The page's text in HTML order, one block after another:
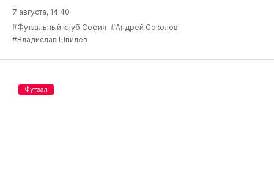
7 августа, 14:40
#Футзальный клуб София #Андрей Соколов
#Владислав Шпилёв
Футзал